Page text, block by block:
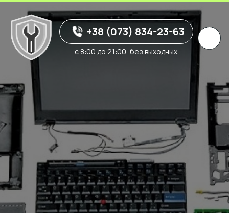
+38 (073) 834-23-63
с 8:00 до 21:00, без выходных